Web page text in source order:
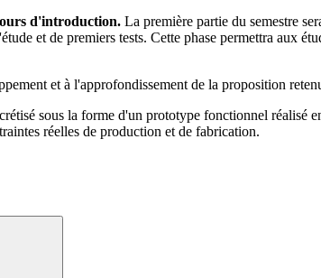
d'introduction. La première partie du semestre
et de premiers tests. Cette phase permettra aux
et à l'approfondissement de la proposition
sous la forme d'un prototype fonctionnel
réelles de production et de fabrication.